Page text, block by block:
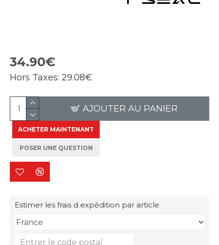
34.90€
Hors Taxes: 29.08€
AJOUTER AU PANIER
ACHETER MAINTENANT
POSER UNE QUESTION
Estimer les frais d expédition par article